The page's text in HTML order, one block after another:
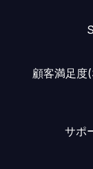
顧客満足
サポ